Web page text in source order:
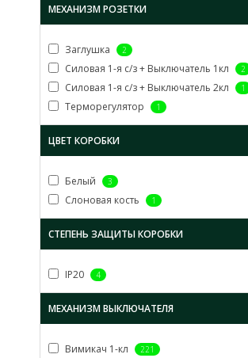
МЕХАНИЗМ РОЗЕТКИ
Заглушка 2
Силовая 1-я с/з + Выключатель 1кл 2
Силовая 1-я с/з + Выключатель 2кл 1
Терморегулятор 1
ЦВЕТ КОРОБКИ
Белый 3
Слоновая кость 1
СТЕПЕНЬ ЗАЩИТЫ КОРОБКИ
IP20 4
МЕХАНИЗМ ВЫКЛЮЧАТЕЛЯ
Вимикач 1-кл 221